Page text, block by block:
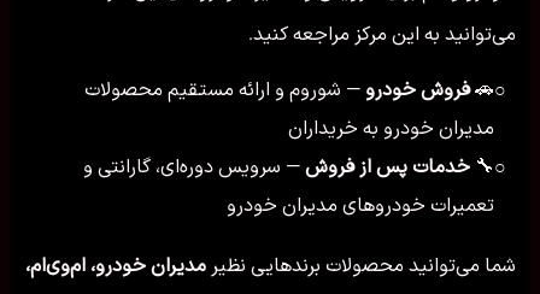
می‌توانید به این مرکز مراجعه کنید.
○
🚗فروش خودرو — شوروم و ارائه مستقیم محصولات
مدیران خودرو به خریداران
○
🔧 خدمات پس از فروش — سرویس دوره‌ای، گارانتی و
تعمیرات خودروهای مدیران خودرو
شما می‌توانید محصولات برندهایی نظیر مدیران خودرو، ام‌وی‌ام،